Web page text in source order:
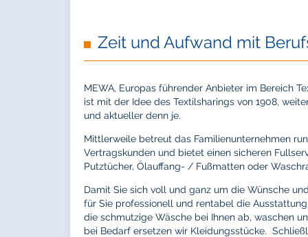
Zeit und Aufwand mit
MEWA, Europas führender Anbieter im Bereich
ist mit der Idee des Textilsharings von 1908,
und aktueller denn je.
Mittlerweile betreut das Familienunternehmen
Vertragskunden und bietet einen sicheren
Putztücher, Ölauffang- / Fußmatten oder
Damit Sie sich voll und ganz um die Wünsche
für Sie professionell und rentabel die
die schmutzige Wäsche bei Ihnen ab, waschen
bei Bedarf ersetzen wir Kleidungsstücke.